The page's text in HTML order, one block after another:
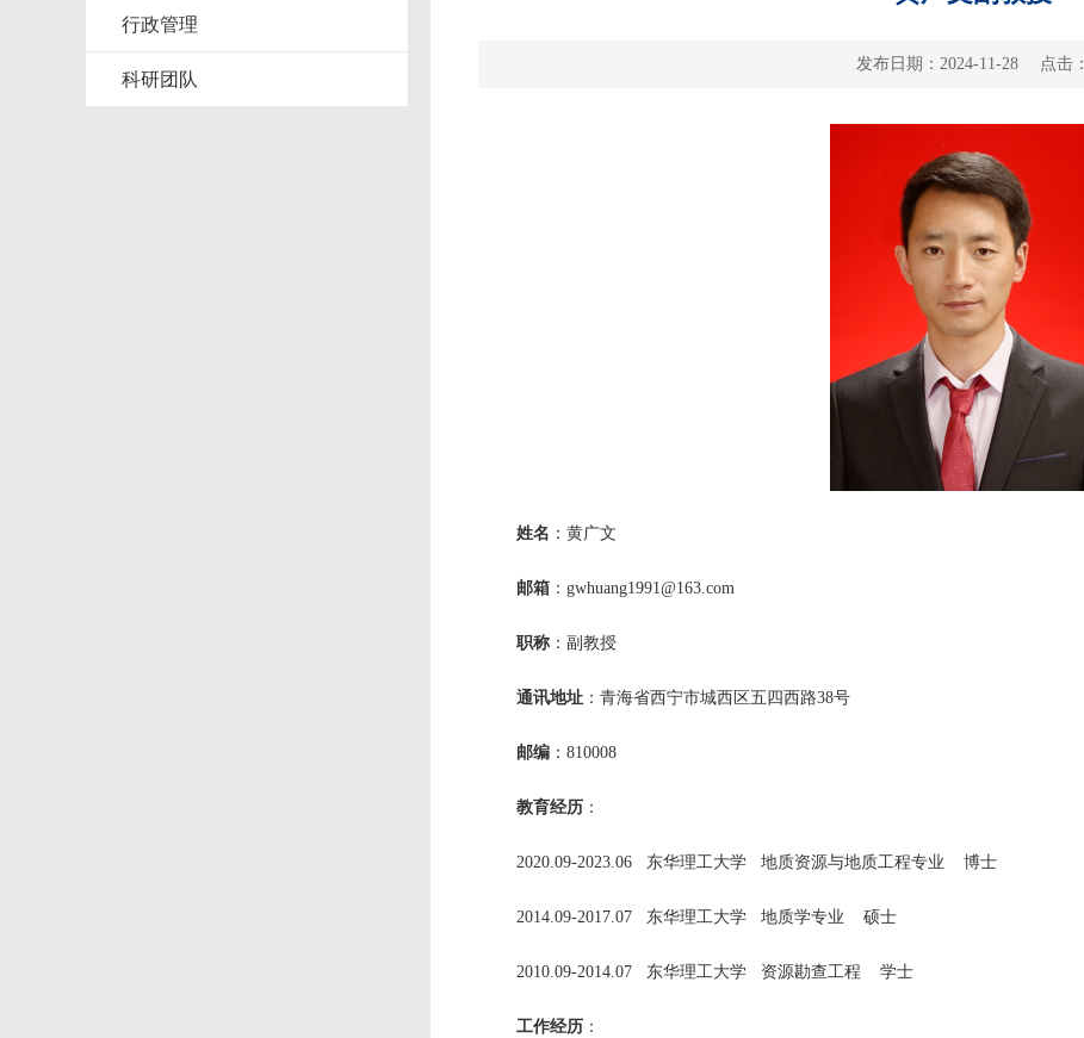
行政管理
科研团队
发布日期：2024-11-28 点击：
姓名 ：黄广文
邮箱 ：gwhuang1991@163.com
职称 ：副教授
通讯地址 ：青海省西宁市城西区五四西路38号
邮编 ：810008
教育经历 ：
2020.09-2023.06 东华理工大学 地质资源与地质工程专业 博士
2014.09-2017.07 东华理工大学 地质学专业 硕士
2010.09-2014.07 东华理工大学 资源勘查工程 学士
工作经历 ：